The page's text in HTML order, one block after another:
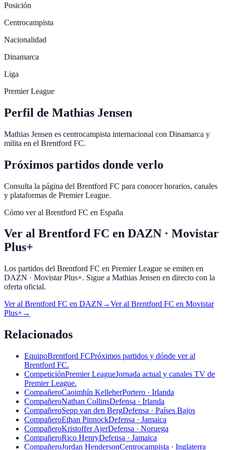
Posición
Centrocampista
Nacionalidad
Dinamarca
Liga
Premier League
Perfil de Mathias Jensen
Mathias Jensen es centrocampista internacional con Dinamarca y
milita en el Brentford FC.
Próximos partidos donde verlo
Consulta la página del Brentford FC para conocer horarios, canales
y plataformas de Premier League.
Cómo ver al Brentford FC en España
Ver al Brentford FC en DAZN · Movistar
Plus+
Los partidos del Brentford FC en Premier League se emiten en
DAZN · Movistar Plus+. Sigue a Mathias Jensen en directo con la
oferta oficial.
Ver al Brentford FC en DAZN →Ver al Brentford FC en Movistar
Plus+→
Relacionados
EquipoBrentford FCPróximos partidos y dónde ver al
Brentford FC.
CompeticiónPremier LeagueJornada actual y canales TV de
Premier League.
CompañeroCaoimhín KelleherPortero · Irlanda
CompañeroNathan CollinsDefensa · Irlanda
CompañeroSepp van den BergDefensa · Países Bajos
CompañeroEthan PinnockDefensa · Jamaica
CompañeroKristoffer AjerDefensa · Noruega
CompañeroRico HenryDefensa · Jamaica
CompañeroJordan HendersonCentrocampista · Inglaterra